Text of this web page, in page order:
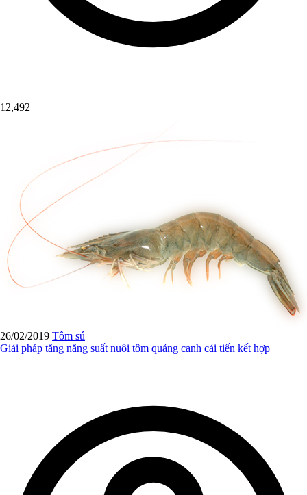
12,492
26/02/2019 Tôm sú
Giải pháp tăng năng suất nuôi tôm quảng canh cải tiến kết hợp